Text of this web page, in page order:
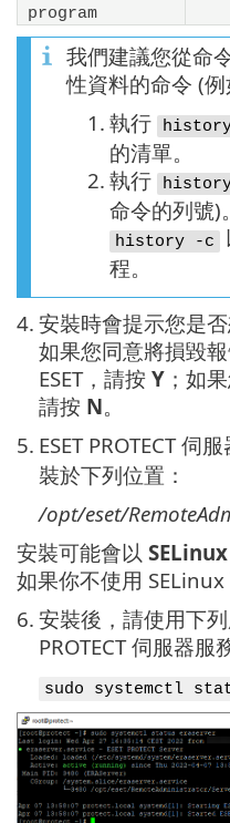
program
我們建議您從命
性資料的命令 (例
1. 執行
的清單。
2. 執行
命令的列號)
history -c
程。
4. 安裝時會提示您是
如果您同意將損毀
ESET，請按 Y ；如
請按 N。
5. ESET PROTECT 伺
裝於下列位置：
/opt/eset/
安裝可能會以
如果你不使用 SELinux
6. 安裝後，請使用下
PROTECT 伺服器服
sudo systemctl